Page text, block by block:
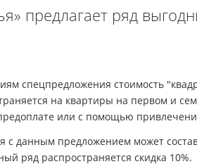
предлагает ряд
спецпредложения стоимость
на квартиры на первом и
или с помощью
с данным предложением может
ряд распространяется скидка 10%.